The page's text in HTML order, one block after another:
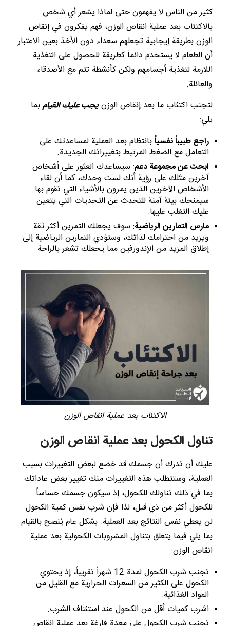
كثير من الناس لا يفهمون حتى لماذا يشعر أي شخص
بالاكتئاب بعد عملية انقاص الوزن، فهم يفكرون في إنقاص
الوزن بطريقة إيجابية تجعلهم سعداء دون الأخذ بعين الاعتبار
أن الطعام لا يستخدم دائماً كطريقة للحصول على التغذية
اللازمة لتغذية أجسامهم ولكن كأنشطة تتم مع الأصدقاء
والعائلة.
لتجنب اكتئاب ما بعد إنقاص الوزنيجب عليك القيامبما
يلي:
راجع طبيباً نفسياًبانتظام بعد العملية لمساعدتك على
التعامل مع الضغط المرتبط بتغييراتك الجديدة.
ابحث عن مجموعة دعم: سيساعدك العثور على أشخاص
آخرين مثلك على رؤية أنك لست وحدك، كما أن لقاء
الأشخاص الآخرين الذين يمرون بالأشياء التي تقوم بها
سيمنحك بيئة آمنة للتحدث عن التحديات التي يتعين
عليك التغلب عليها.
مارس التمارين الرياضية: سوف يجعلك التمرين أكثر ثقة
ويزيد من احترامك لذاتك، وستؤدي التمارين الرياضية إلى
إطلاق المزيد من الإندورفين مما يجعلك تشعر بالراحة.
الاكتئاب بعد عملية انقاص الوزن
تناول الكحول بعد عملية انقاص الوزن
عليك أن تدرك أن جسمك قد خضع لبعض التغييرات بسبب
العملية، وستتطلب هذه التغييرات منك تغيير بعض عاداتك
بما في ذلك تناولك للكحول، إذ سيكون جسمك حساساً
للكحول أكثر من ذي قبل، لذا فإن شرب نفس كمية الكحول
لن يعطي نفس النتائج بعد العملية. بشكل عام يُنصح بالقيام
بما يلي فيما يتعلق بتناول المشروبات الكحولية بعد عملية
انقاص الوزن:
تجنب شرب الكحول لمدة 12 شهراً تقريباً، إذ يحتوي
الكحول على الكثير من السعرات الحرارية مع القليل من
المواد الغذائية.
اشرب كميات أقل من الكحول عند استئناف الشرب.